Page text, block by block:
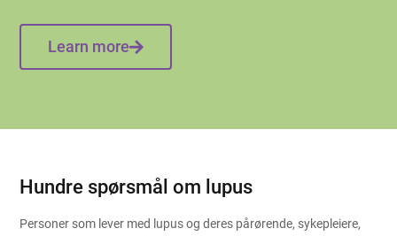
Learn more
Hundre spørsmål om lupus
Personer som lever med lupus og deres pårørende, sykepleiere,